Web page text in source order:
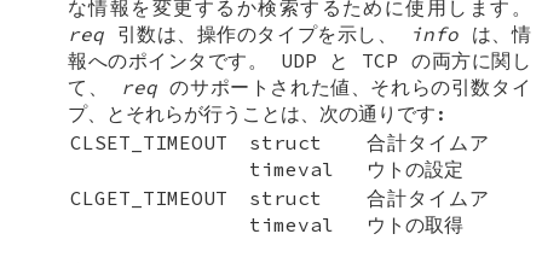
な情報を変更するか検索するために使用します。
req引数は、操作のタイプを示し、 infoは、情
報へのポインタです。 UDP と TCP の両方に関し
て、
reqのサポートされた値、それらの引数タイ
プ、とそれらが行うことは、次の通りです:
CLSET_TIMEOUT
struct
timeval
合計タイムア
ウトの設定
CLGET_TIMEOUT
struct
timeval
合計タイムア
ウトの取得